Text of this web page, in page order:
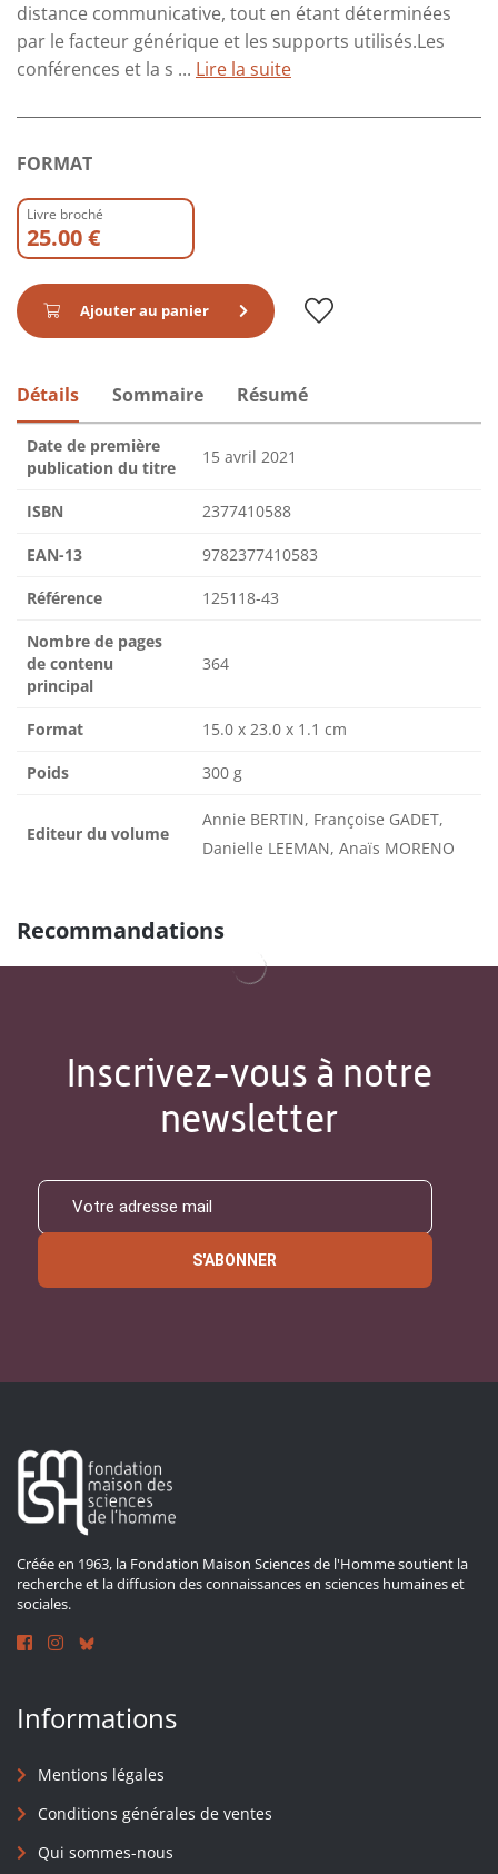
distance communicative, tout en étant déterminées
par le facteur générique et les supports utilisés.Les
conférences et la s ... Lire la suite
FORMAT
Livre broché
25.00 €
Ajouter au panier
Détails Sommaire Résumé
Date de première
publication du titre
15 avril 2021
ISBN 2377410588
EAN-13 9782377410583
Référence 125118-43
Nombre de pages
de contenu
principal
364
Format 15.0 x 23.0 x 1.1 cm
Poids 300 g
Editeur du volume
Annie BERTIN, Françoise GADET,
Danielle LEEMAN, Anaïs MORENO
Recommandations
Inscrivez-vous à notre
newsletter
S'ABONNER
Créée en 1963, la Fondation Maison Sciences de l'Homme soutient la
recherche et la diffusion des connaissances en sciences humaines et
sociales.
Informations
Mentions légales
Conditions générales de ventes
Qui sommes-nous